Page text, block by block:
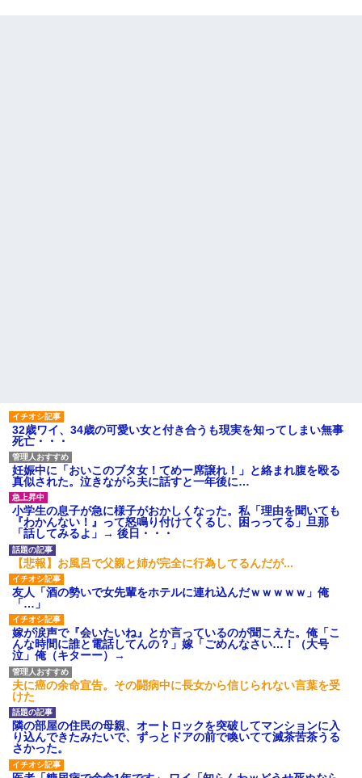
32歳ワイ、34歳の可愛い女と付き合うも現実を知ってしまい無事
死亡・・・
妊娠中に「おいこのブタ女！てめー席譲れ！」と絡まれ腹を殴る
真似された。泣きながら夫に話すと一年後に…
小学生の息子が急に様子がおかしくなった。私「理由を聞いても
『わかんない！』って怒鳴り付けてくるし、困っってる」旦那
「話してみるよ」→ 後日・・・
【悲報】お風呂で父親と姉が完全に行為してるんだが...
友人「酒の勢いで女先輩をホテルに連れ込んだｗｗｗｗｗ」俺
「…」
嫁が涙声で『会いたいね』とか言っているのが聞こえた。俺「こ
んな時間に誰と電話してんの？」嫁「ごめんなさい…！（大号
泣」俺（キターー）→
夫に癌の余命宣告。その闘病中に長女から信じられない言葉を受
けた
隣の部屋の住民の母親、オートロックを突破してマンションに入
り込んできたみたいで、ずっとドアの前で喚いてて滅茶苦茶うる
さかった。